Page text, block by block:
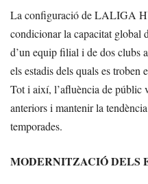
La configuració de LALIGA
condicionar la capacitat global
d’un equip filial i de dos clubs
els estadis dels quals es troben
Tot i així, l’afluència de públic
anteriors i mantenir la
temporades.
MODERNITZACIÓ DELS